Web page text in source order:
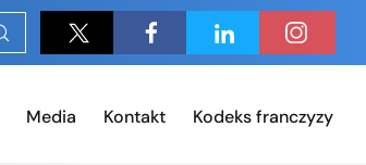
Media Kontakt Kodeks franczyzy